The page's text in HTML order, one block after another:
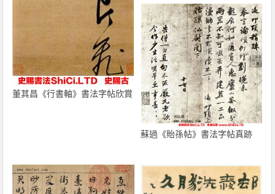
董其昌《行書軸》書法字帖欣賞
蘇過《貽孫帖》書法字帖真跡